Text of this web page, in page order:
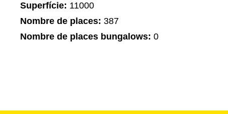
Superfície: 11000
Nombre de places: 387
Nombre de places bungalows: 0